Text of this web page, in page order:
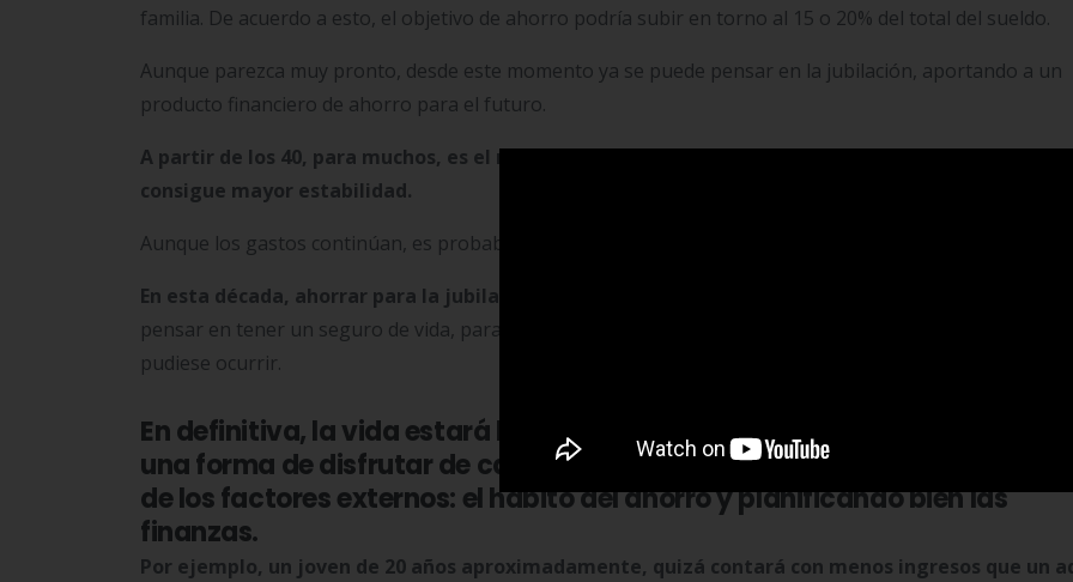
familia. De acuerdo a esto, el objetivo de ahorro podría subir en torno al 15 o 20% del total del sueldo.
Aunque parezca muy pronto, desde este momento ya se puede pensar en la jubilación, aportando a un
producto financiero de ahorro para el futuro.
A partir de los 40, para muchos, es el momento de la vida en el que se mejora económicamente
consigue mayor estabilidad.
Aunque los gastos continúan, es probable que se pueda reservar entre un 20 o un 25% del total del
En esta década, ahorrar para la jubilación debería ser una meta prioritaria.
pensar en tener un seguro de vida, para vivir con algo más de tranquilidad ante cualquier imprevisto que
pudiese ocurrir.
En definitiva, la vida estará llena de cambios e imprevistos, pero solo
una forma de disfrutar de cada etapa con estabilidad económica, más
de los factores externos: el hábito del ahorro y planificando bien las
finanzas.
Por ejemplo, un joven de 20 años aproximadamente, quizá contará con menos ingresos que un